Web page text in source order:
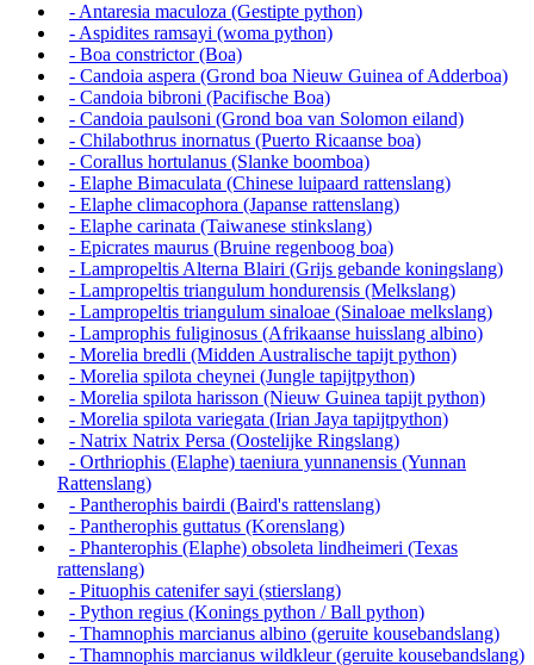
- Antaresia maculoza (Gestipte python)
- Aspidites ramsayi (woma python)
- Boa constrictor (Boa)
- Candoia aspera (Grond boa Nieuw Guinea of Adderboa)
- Candoia bibroni (Pacifische Boa)
- Candoia paulsoni (Grond boa van Solomon eiland)
- Chilabothrus inornatus (Puerto Ricaanse boa)
- Corallus hortulanus (Slanke boomboa)
- Elaphe Bimaculata (Chinese luipaard rattenslang)
- Elaphe climacophora (Japanse rattenslang)
- Elaphe carinata (Taiwanese stinkslang)
- Epicrates maurus (Bruine regenboog boa)
- Lampropeltis Alterna Blairi (Grijs gebande koningslang)
- Lampropeltis triangulum hondurensis (Melkslang)
- Lampropeltis triangulum sinaloae (Sinaloae melkslang)
- Lamprophis fuliginosus (Afrikaanse huisslang albino)
- Morelia bredli (Midden Australische tapijt python)
- Morelia spilota cheynei (Jungle tapijtpython)
- Morelia spilota harisson (Nieuw Guinea tapijt python)
- Morelia spilota variegata (Irian Jaya tapijtpython)
- Natrix Natrix Persa (Oostelijke Ringslang)
- Orthriophis (Elaphe) taeniura yunnanensis (Yunnan
Rattenslang)
- Pantherophis bairdi (Baird's rattenslang)
- Pantherophis guttatus (Korenslang)
- Phanterophis (Elaphe) obsoleta lindheimeri (Texas
rattenslang)
- Pituophis catenifer sayi (stierslang)
- Python regius (Konings python / Ball python)
- Thamnophis marcianus albino (geruite kousebandslang)
- Thamnophis marcianus wildkleur (geruite kousebandslang)